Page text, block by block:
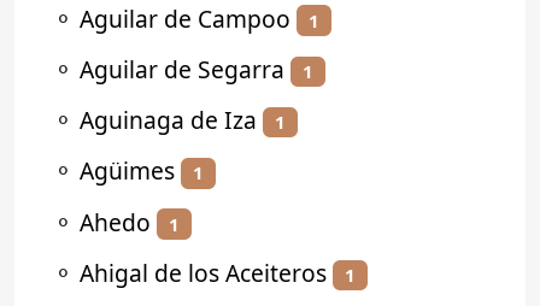
⚬ Aguilar de Campoo 1
⚬ Aguilar de Segarra 1
⚬ Aguinaga de Iza 1
⚬ Agüimes 1
⚬ Ahedo 1
⚬ Ahigal de los Aceiteros 1